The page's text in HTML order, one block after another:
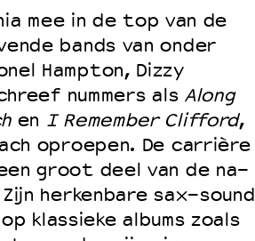
mee in de top van de
bands van onder
Hampton, Dizzy
nummers als Along
en I Remember Clifford,
oproepen. De carrière
groot deel van de na-
herkenbare sax-sound
klassieke albums zoals